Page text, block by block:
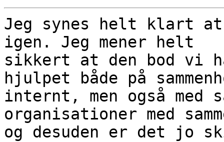
Jeg synes helt klart at
igen. Jeg mener helt
sikkert at den bod vi
hjulpet både på
internt, men også med
organisationer med
og desuden er det jo